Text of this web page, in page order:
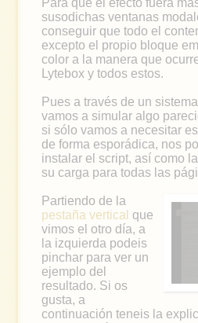
Para que el efecto fuera
susodichas ventanas
conseguir que todo el
excepto el propio bloque
color a la manera que
Lytebox y todos estos.
Pues a través de un
vamos a simular algo
si sólo vamos a necesitar
de forma esporádica, nos
instalar el script, así como
su carga para todas las
Partiendo de la
pestaña vertical que
vimos el otro día, a
la izquierda podeis
pinchar para ver un
ejemplo del
resultado. Si os
gusta, a
continuación teneis la